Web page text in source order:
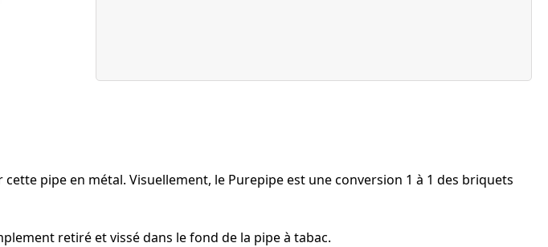
pipe en métal. Visuellement, le Purepipe est une conversion 1 à 1 des briquets
retiré et vissé dans le fond de la pipe à tabac.